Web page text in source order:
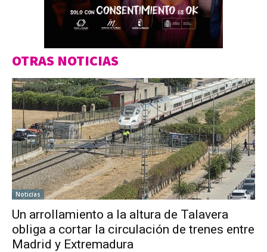
OTRAS NOTICIAS
Noticias
Un arrollamiento a la altura de Talavera
obliga a cortar la circulación de trenes entre
Madrid y Extremadura